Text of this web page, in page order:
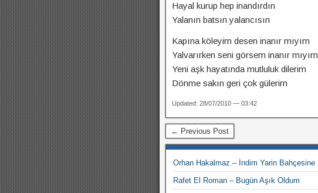
Hayal kurup hep inandırdın
Yalanın batsın yalancısın
Kapına köleyim desen inanır mıyım
Yalvarırken seni görsem inanır mıyım
Yeni aşk hayatında mutluluk dilerim
Dönme sakın geri çok gülerim
Updated: 28/07/2010 — 03:42
← Previous Post
Orhan Hakalmaz – İndim Yarin Bahçesine
Rafet El Roman – Bugün Aşık Oldum